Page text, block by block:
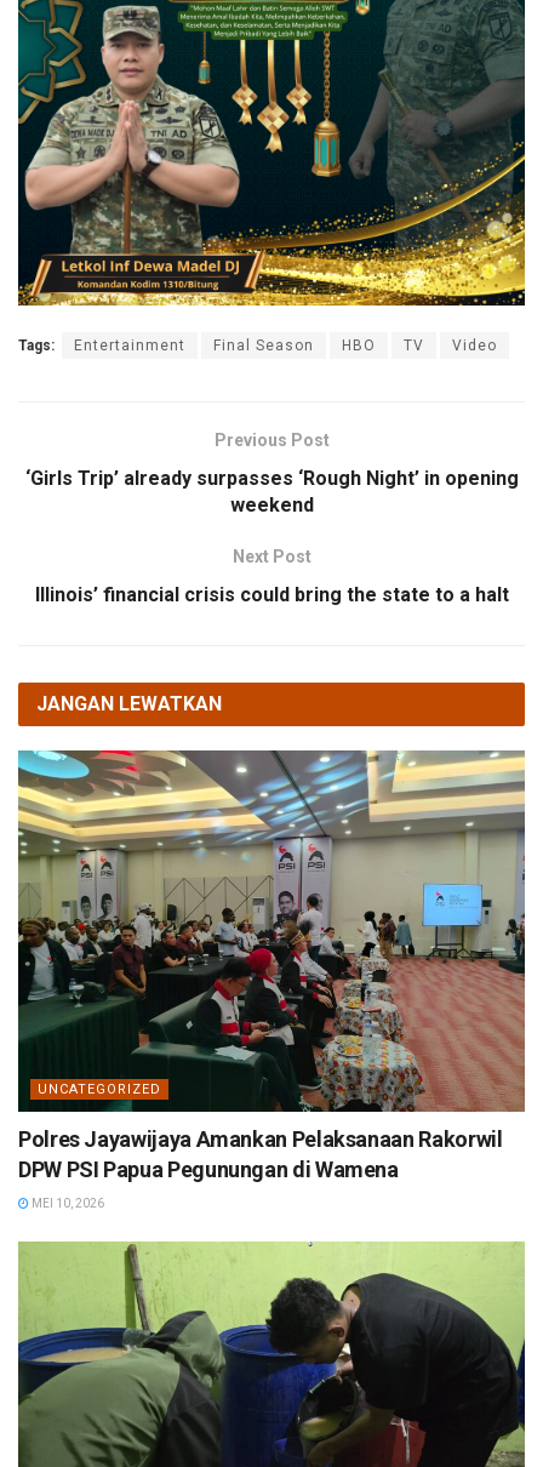
Tags: Entertainment Final Season HBO TV Video
Previous Post
‘Girls Trip’ already surpasses ‘Rough Night’ in opening
weekend
Next Post
Illinois’ financial crisis could bring the state to a halt
JANGAN LEWATKAN
UNCATEGORIZED
Polres Jayawijaya Amankan Pelaksanaan Rakorwil
DPW PSI Papua Pegunungan di Wamena
MEI 10, 2026